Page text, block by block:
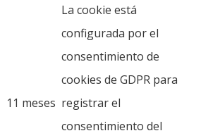
11 meses
La cookie está
configurada por el
consentimiento de
cookies de GDPR para
registrar el
consentimiento del